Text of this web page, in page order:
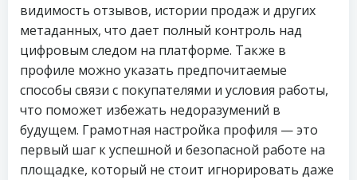
видимость отзывов, истории продаж и других
метаданных, что дает полный контроль над
цифровым следом на платформе. Также в
профиле можно указать предпочитаемые
способы связи с покупателями и условия работы,
что поможет избежать недоразумений в
будущем. Грамотная настройка профиля — это
первый шаг к успешной и безопасной работе на
площадке, который не стоит игнорировать даже